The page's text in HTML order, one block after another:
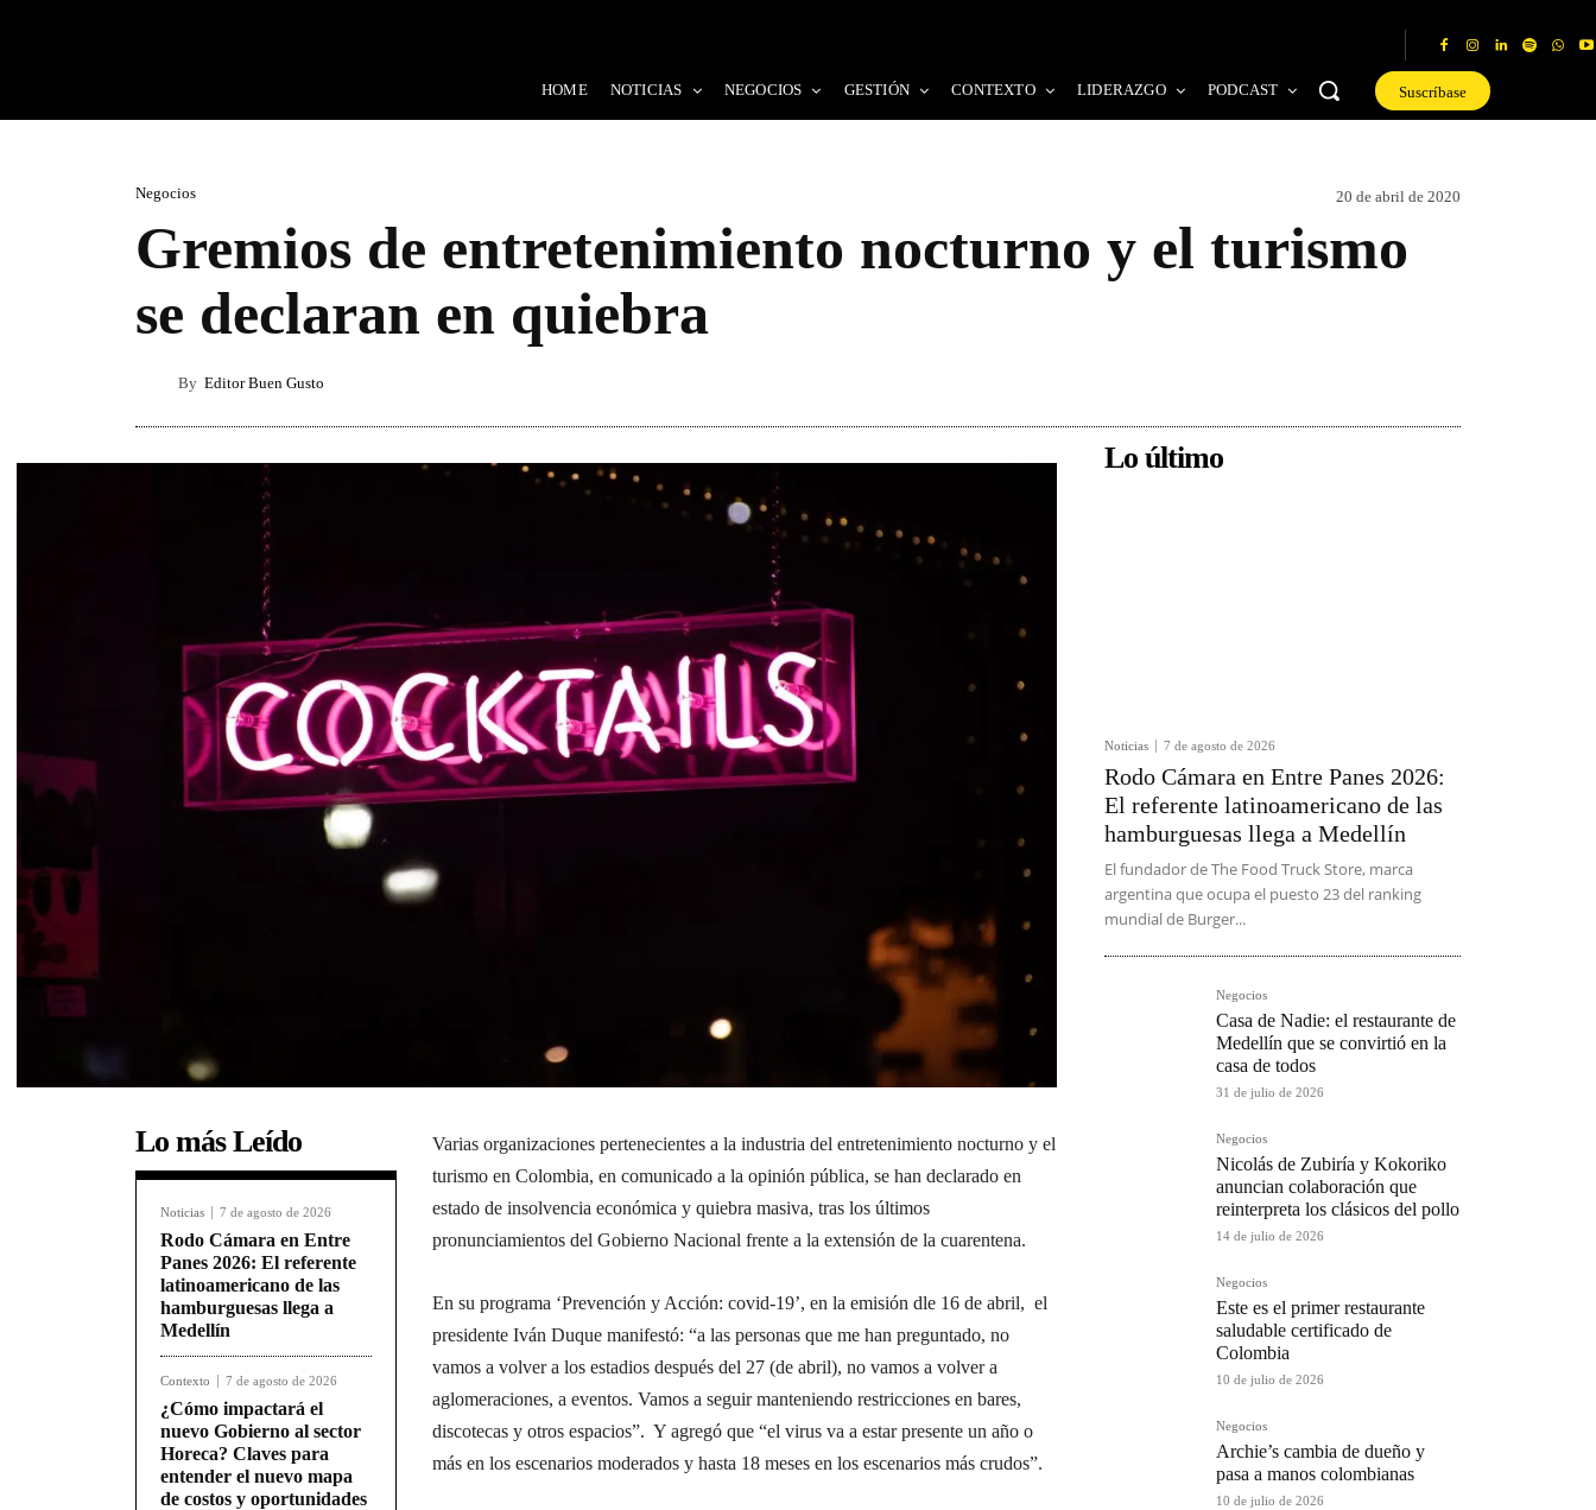
HOME NOTICIAS NEGOCIOS GESTIÓN CONTEXTO LIDERAZGO PODCAST Suscríbase
Negocios 20 de abril de 2020
Gremios de entretenimiento nocturno y el turismo
se declaran en quiebra
By Editor Buen Gusto
Lo más Leído
Noticias 7 de agosto de 2026
Rodo Cámara en Entre
Panes 2026: El referente
latinoamericano de las
hamburguesas llega a
Medellín
Contexto 7 de agosto de 2026
¿Cómo impactará el
nuevo Gobierno al sector
Horeca? Claves para
entender el nuevo mapa
de costos y oportunidades
Varias organizaciones pertenecientes a la industria del entretenimiento nocturno y el
turismo en Colombia, en comunicado a la opinión pública, se han declarado en
estado de insolvencia económica y quiebra masiva, tras los últimos
pronunciamientos del Gobierno Nacional frente a la extensión de la cuarentena.
En su programa ‘Prevención y Acción: covid-19’, en la emisión dle 16 de abril, el
presidente Iván Duque manifestó: “a las personas que me han preguntado, no
vamos a volver a los estadios después del 27 (de abril), no vamos a volver a
aglomeraciones, a eventos. Vamos a seguir manteniendo restricciones en bares,
discotecas y otros espacios”. Y agregó que “el virus va a estar presente un año o
más en los escenarios moderados y hasta 18 meses en los escenarios más crudos”.
Lo último
Noticias 7 de agosto de 2026
Rodo Cámara en Entre Panes 2026:
El referente latinoamericano de las
hamburguesas llega a Medellín
El fundador de The Food Truck Store, marca
argentina que ocupa el puesto 23 del ranking
mundial de Burger...
Negocios
Casa de Nadie: el restaurante de
Medellín que se convirtió en la
casa de todos
31 de julio de 2026
Negocios
Nicolás de Zubiría y Kokoriko
anuncian colaboración que
reinterpreta los clásicos del pollo
14 de julio de 2026
Negocios
Este es el primer restaurante
saludable certificado de
Colombia
10 de julio de 2026
Negocios
Archie’s cambia de dueño y
pasa a manos colombianas
10 de julio de 2026